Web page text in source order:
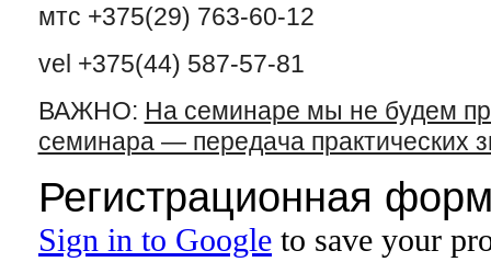
мтс +375(29) 763-60-12
vel +375(44) 587-57-81
ВАЖНО: На семинаре мы не будем
семинара — передача практических